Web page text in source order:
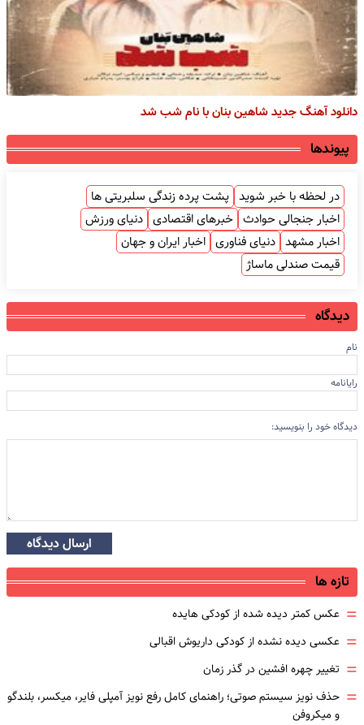
دانلود آهنگ جدید شاهین بنان با نام شب شد
پیوندها
در لحظه با خبر شوید پشت پرده زندگی سلبریتی ها
اخبار جنجالی حوادث خبرهای اقتصادی دنیای ورزش
اخبار مشهد دنیای فناوری اخبار ایران و جهان
قیمت صندلی ماساژ
دیدگاه
نام
رایانامه
دیدگاه خود را بنویسید:
ارسال دیدگاه
تازه ها
= عکس کمتر دیده شده از کودکی هایده
= عکسی دیده نشده از کودکی داریوش اقبالی
= تغییر چهره افشین در گذر زمان
= حذف نویز سیستم صوتی؛ راهنمای کامل رفع نویز آمپلی فایر، میکسر، بلندگو
و میکروفن